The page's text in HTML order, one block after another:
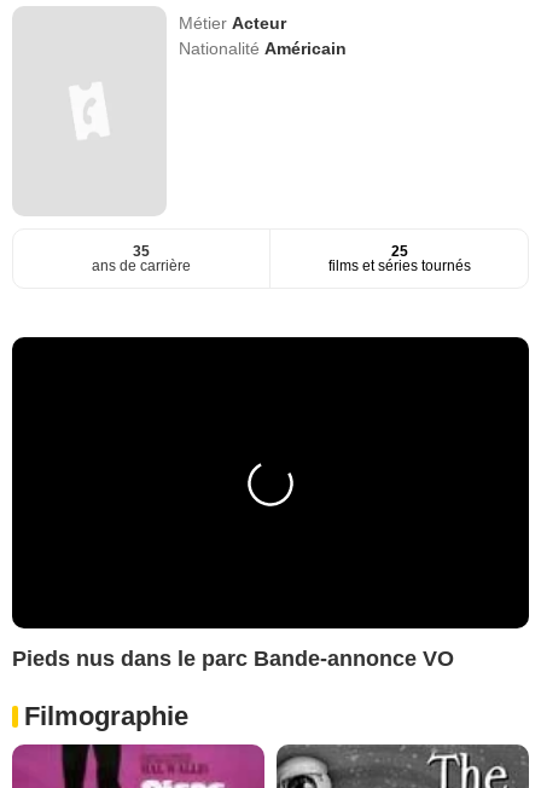
MétierActeur
NationalitéAméricain
35
ans de carrière
25
films et séries tournés
Pieds nus dans le parc Bande-annonce VO
Filmographie